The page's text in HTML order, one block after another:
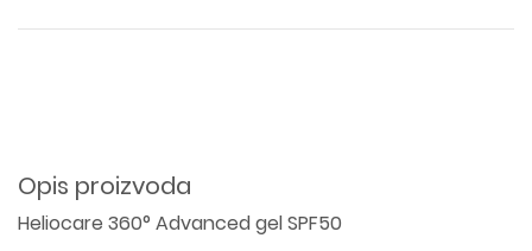
Opis proizvoda
Heliocare 360° Advanced gel SPF50